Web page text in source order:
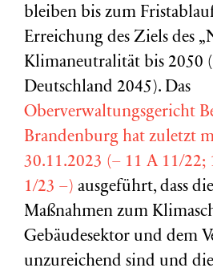
bleiben bis zum
Erreichung des Ziels des
Klimaneutralität bis 2050
Deutschland 2045). Das
Oberverwaltungsgericht
Brandenburg hat zuletzt
30.11.2023 (– 11 A 11/22;
1/23 –) ausgeführt, dass
Maßnahmen zum
Gebäudesektor und dem
unzureichend sind und die